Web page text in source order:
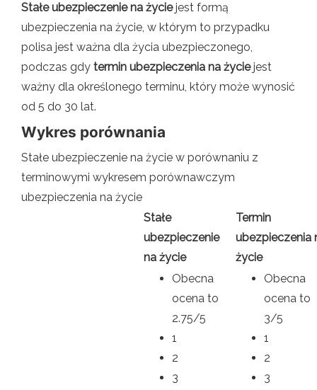
Stałe ubezpieczenie na życiejest formą
ubezpieczenia na życie, w którym to przypadku
polisa jest ważna dla życia ubezpieczonego,
podczas gdy termin ubezpieczenia na życiejest
ważny dla określonego terminu, który może wynosić
od 5 do 30 lat.
Wykres porównania
Stałe ubezpieczenie na życie w porównaniu z
terminowymi wykresem porównawczym
ubezpieczenia na życie
Stałe
ubezpieczenie
na życie
Termin
ubezpieczenia
życie
Obecna
ocena to
2.75/5
1
2
3
Obecna
ocena to
3/5
1
2
3